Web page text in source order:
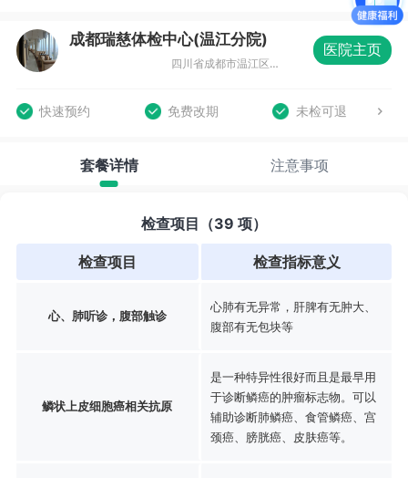
成都瑞慈体检中心(温江分院)
四川省成都市温江区光华大道三段1588号8层
医院主页
快速预约 免费改期 未检可退
套餐详情 注意事项
检查项目（39 项）
检查项目 检查指标意义
心、肺听诊，腹部触诊
心肺有无异常，肝脾有无肿大、
腹部有无包块等
鳞状上皮细胞癌相关抗原
是一种特异性很好而且是最早用
于诊断鳞癌的肿瘤标志物。可以
辅助诊断肺鳞癌、食管鳞癌、宫
颈癌、膀胱癌、皮肤癌等。